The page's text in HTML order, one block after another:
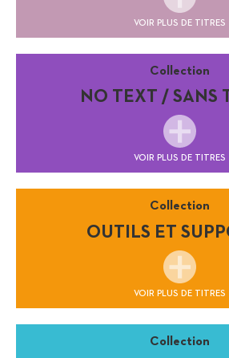
VOIR PLUS DE TITRES
Collection
NO TEXT / SANS
VOIR PLUS DE TITRES
Collection
OUTILS ET
VOIR PLUS DE TITRES
Collection